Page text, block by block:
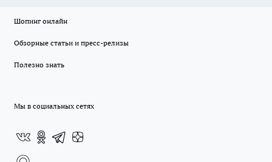
Шопинг онлайн
Обзорные статьи и пресс-релизы
Полезно знать
Мы в социальных сетях